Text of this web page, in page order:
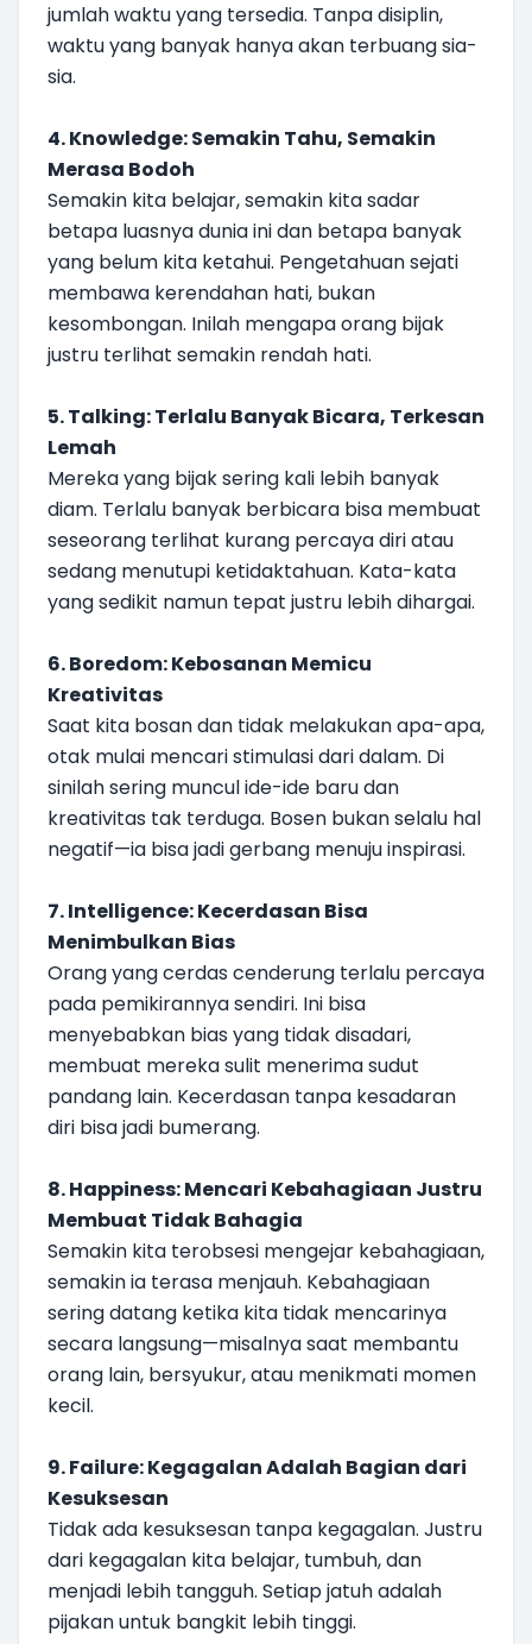
jumlah waktu yang tersedia. Tanpa disiplin,
waktu yang banyak hanya akan terbuang sia-
sia.
4. Knowledge: Semakin Tahu, Semakin
Merasa Bodoh
Semakin kita belajar, semakin kita sadar
betapa luasnya dunia ini dan betapa banyak
yang belum kita ketahui. Pengetahuan sejati
membawa kerendahan hati, bukan
kesombongan. Inilah mengapa orang bijak
justru terlihat semakin rendah hati.
5. Talking: Terlalu Banyak Bicara, Terkesan
Lemah
Mereka yang bijak sering kali lebih banyak
diam. Terlalu banyak berbicara bisa membuat
seseorang terlihat kurang percaya diri atau
sedang menutupi ketidaktahuan. Kata-kata
yang sedikit namun tepat justru lebih dihargai.
6. Boredom: Kebosanan Memicu
Kreativitas
Saat kita bosan dan tidak melakukan apa-apa,
otak mulai mencari stimulasi dari dalam. Di
sinilah sering muncul ide-ide baru dan
kreativitas tak terduga. Bosen bukan selalu hal
negatif—ia bisa jadi gerbang menuju inspirasi.
7. Intelligence: Kecerdasan Bisa
Menimbulkan Bias
Orang yang cerdas cenderung terlalu percaya
pada pemikirannya sendiri. Ini bisa
menyebabkan bias yang tidak disadari,
membuat mereka sulit menerima sudut
pandang lain. Kecerdasan tanpa kesadaran
diri bisa jadi bumerang.
8. Happiness: Mencari Kebahagiaan Justru
Membuat Tidak Bahagia
Semakin kita terobsesi mengejar kebahagiaan,
semakin ia terasa menjauh. Kebahagiaan
sering datang ketika kita tidak mencarinya
secara langsung—misalnya saat membantu
orang lain, bersyukur, atau menikmati momen
kecil.
9. Failure: Kegagalan Adalah Bagian dari
Kesuksesan
Tidak ada kesuksesan tanpa kegagalan. Justru
dari kegagalan kita belajar, tumbuh, dan
menjadi lebih tangguh. Setiap jatuh adalah
pijakan untuk bangkit lebih tinggi.